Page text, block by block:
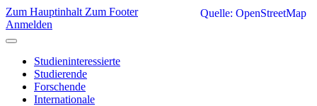
Zum Hauptinhalt Zum Footer
Anmelden
Studieninteressierte
Studierende
Forschende
Internationale
Quelle: OpenStreetMap